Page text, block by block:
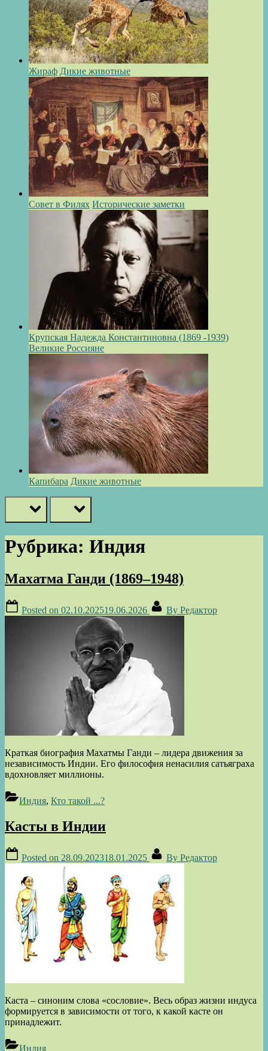
Жираф Дикие животные
Совет в Филях Исторические заметки
Крупская Надежда Константиновна (1869 -1939)
Великие Россияне
Капибара Дикие животные
Рубрика: Индия
Махатма Ганди (1869–1948)
Posted on 02.10.202519.06.2026 By Редактор
Краткая биография Махатмы Ганди – лидера движения за
независимость Индии. Его философия ненасилия сатьяграха
вдохновляет миллионы.
Индия, Кто такой ...?
Касты в Индии
Posted on 28.09.202318.01.2025 By Редактор
Каста – синоним слова «сословие». Весь образ жизни индуса
формируется в зависимости от того, к какой касте он
принадлежит.
Индия